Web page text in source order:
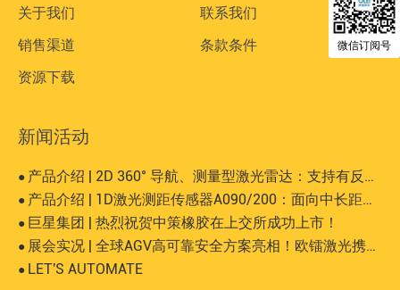
关于我们
联系我们
销售渠道
条款条件
资源下载
新闻活动
● 产品介绍 | 2D 360° 导航、测量型激光雷达：支持有反、无反等大而复杂场景
● 产品介绍 | 1D激光测距传感器A090/200：面向中长距离、高精度的工业测量场景
● 巨星集团 | 热烈祝贺中策橡胶在上交所成功上市！
● 展会实况 | 全球AGV高可靠安全方案亮相！欧镭激光携SIL 2认证安全激光雷达登陆AUTOMATE 2025
● LET'S AUTOMATE
微信订阅号